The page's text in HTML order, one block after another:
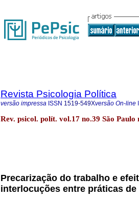
Revista Psicologia Política
versão impressa ISSN 1519-549Xversão On-line
Rev. psicol. polít. vol.17 no.39 São Paulo
Precarização do trabalho e
interlocuções entre práticas de